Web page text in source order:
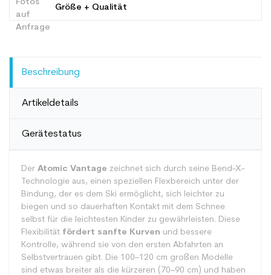
Größe + Qualität
Beschreibung
Artikeldetails
Gerätestatus
Der Atomic Vantage zeichnet sich durch seine Bend-X-
Technologie aus, einen speziellen Flexbereich unter der
Bindung, der es dem Ski ermöglicht, sich leichter zu
biegen und so dauerhaften Kontakt mit dem Schnee
selbst für die leichtesten Kinder zu gewährleisten. Diese
Flexibilität fördert sanfte Kurven und bessere
Kontrolle, während sie von den ersten Abfahrten an
Selbstvertrauen gibt. Die 100–120 cm großen Modelle
sind etwas breiter als die kürzeren (70–90 cm) und haben